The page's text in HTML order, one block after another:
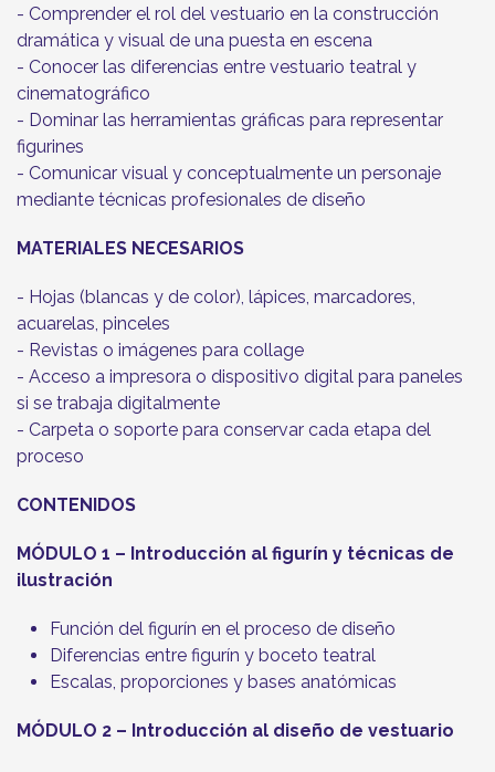
- Comprender el rol del vestuario en la construcción
dramática y visual de una puesta en escena
- Conocer las diferencias entre vestuario teatral y
cinematográfico
- Dominar las herramientas gráficas para representar
figurines
- Comunicar visual y conceptualmente un personaje
mediante técnicas profesionales de diseño
MATERIALES NECESARIOS
- Hojas (blancas y de color), lápices, marcadores,
acuarelas, pinceles
- Revistas o imágenes para collage
- Acceso a impresora o dispositivo digital para paneles
si se trabaja digitalmente
- Carpeta o soporte para conservar cada etapa del
proceso
CONTENIDOS
MÓDULO 1 – Introducción al figurín y técnicas de
ilustración
Función del figurín en el proceso de diseño
Diferencias entre figurín y boceto teatral
Escalas, proporciones y bases anatómicas
MÓDULO 2 – Introducción al diseño de vestuario